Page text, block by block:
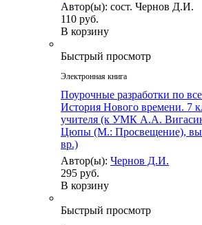
Автор(ы): сост. Чернов Д.И.
110 руб.
В корзину
Быстрый просмотр
Электронная книга
Поурочные разработки по
История Нового времени. 7
учителя (к УМК А.А.
Цюпы (М.: Просвещение),
вр.)
Автор(ы): Чернов Д.И.
295 руб.
В корзину
Быстрый просмотр